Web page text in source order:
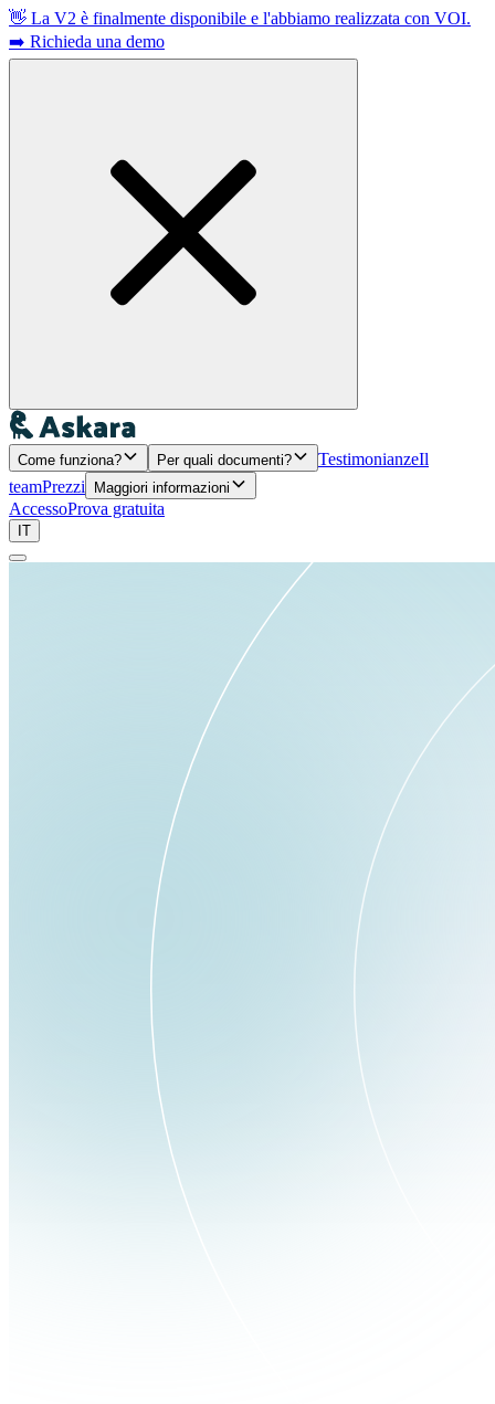
👋 La V2 è finalmente disponibile e l'abbiamo realizzata con VOI.
➡️ Richieda una demo
Come funziona? Per quali documenti? TestimonianzeIl
teamPrezzi Maggiori informazioni
AccessoProva gratuita
IT